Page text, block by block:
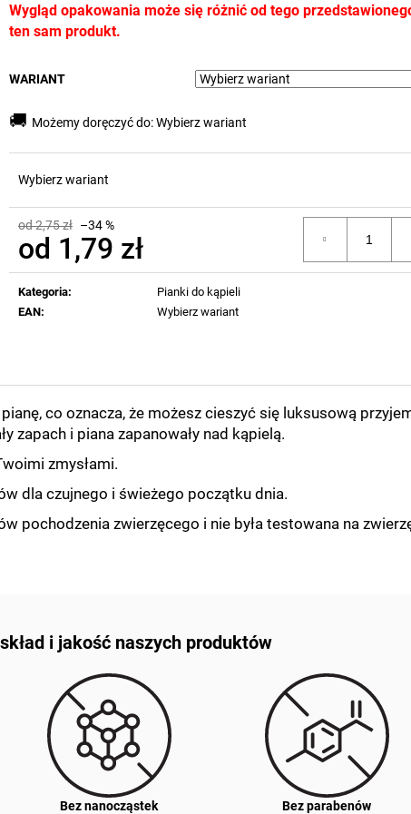
Wygląd opakowania może się różnić od tego
ten sam produkt.
WARIANT
🚚 Możemy doręczyć do:Wybierz wariant
Wybierz wariant
od 2,75 zł –34 %
od 1,79 zł
Cena
jednostkowa:
Kategoria:
Pianki do kąpieli
EAN: Wybierz wariant
co oznacza, że możesz cieszyć się luksusową
zapach i piana zapanowały nad kąpielą.
zmysłami.
dla czujnego i świeżego początku dnia.
pochodzenia zwierzęcego i nie była testowana na
i jakość naszych produktów
Bez nanocząstek
Bez parabenów